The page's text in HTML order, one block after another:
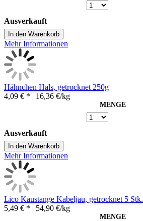
Ausverkauft
In den Warenkorb
Mehr Informationen
Hähnchen Hals, getrocknet 250g
4,09 € * | 16,36 €/kg
MENGE
Ausverkauft
In den Warenkorb
Mehr Informationen
Lico Kaustange Kabeljau, getrocknet 5 Stk.
5,49 € * | 54,90 €/kg
MENGE